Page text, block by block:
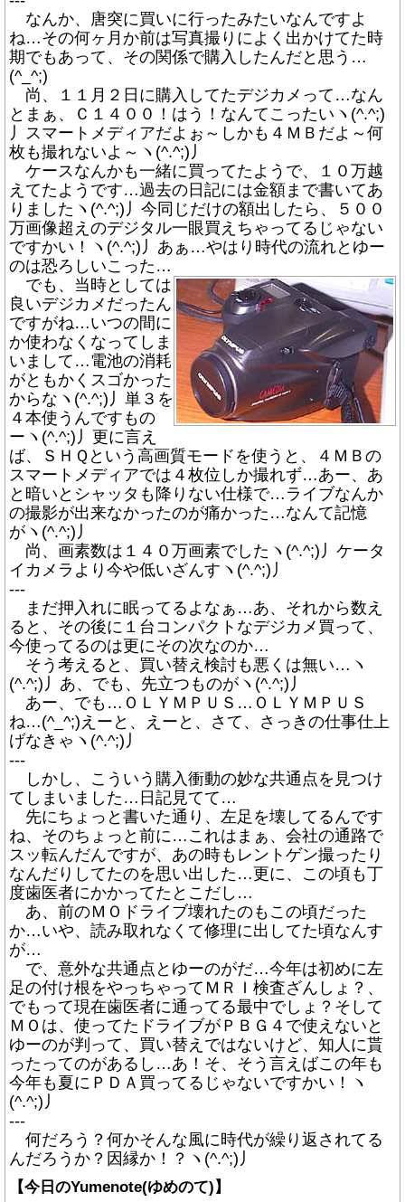
なんか、唐突に買いに行ったみたいなんですよ
ね…その何ヶ月か前は写真撮りによく出かけてた時
期でもあって、その関係で購入したんだと思う…
(^_^;)
尚、１１月２日に購入してたデジカメって…なん
とまぁ、Ｃ１４００！はう！なんてこったいヽ(^.^;)
丿スマートメディアだよぉ～しかも４ＭＢだよ～何
枚も撮れないよ～ヽ(^.^;)丿
ケースなんかも一緒に買ってたようで、１０万越
えてたようです…過去の日記には金額まで書いてあ
りましたヽ(^.^;)丿今同じだけの額出したら、５００
万画像超えのデジタル一眼買えちゃってるじゃない
ですかい！ヽ(^.^;)丿あぁ…やはり時代の流れとゆー
のは恐ろしいこった…
でも、当時としては
良いデジカメだったん
ですがね…いつの間に
か使わなくなってしま
いまして…電池の消耗
がともかくスゴかった
からなヽ(^.^;)丿単３を
４本使うんですもの
ーヽ(^.^;)丿更に言え
ば、ＳＨＱという高画質モードを使うと、４ＭＢの
スマートメディアでは４枚位しか撮れず…あー、あ
と暗いとシャッタも降りない仕様で…ライブなんか
の撮影が出来なかったのが痛かった…なんて記憶
がヽ(^.^;)丿
尚、画素数は１４０万画素でしたヽ(^.^;)丿ケータ
イカメラより今や低いざんすヽ(^.^;)丿
---
まだ押入れに眠ってるよなぁ…あ、それから数え
ると、その後に１台コンパクトなデジカメ買って、
今使ってるのは更にその次なのか…
そう考えると、買い替え検討も悪くは無い…ヽ
(^.^;)丿あ、でも、先立つものがヽ(^.^;)丿
あー、でも…ＯＬＹＭＰＵＳ…ＯＬＹＭＰＵＳ
ね…(^_^;)えーと、えーと、さて、さっきの仕事仕上
げなきゃヽ(^.^;)丿
---
しかし、こういう購入衝動の妙な共通点を見つけ
てしまいました…日記見てて…
先にちょっと書いた通り、左足を壊してるんです
ね、そのちょっと前に…これはまぁ、会社の通路で
スッ転んだんですが、あの時もレントゲン撮ったり
なんだりしてたのを思い出した…更に、この頃も丁
度歯医者にかかってたとこだし…
あ、前のＭＯドライブ壊れたのもこの頃だった
か…いや、読み取れなくて修理に出してた頃なんす
が…
で、意外な共通点とゆーのがだ…今年は初めに左
足の付け根をやっちゃってＭＲＩ検査ざんしょ？、
でもって現在歯医者に通ってる最中でしょ？そして
ＭＯは、使ってたドライブがＰＢＧ４で使えないと
ゆーのが判って、買い替えではないけど、知人に貰
ったってのがあるし…あ！そ、そう言えばこの年も
今年も夏にＰＤＡ買ってるじゃないですかい！ヽ
(^.^;)丿
---
何だろう？何かそんな風に時代が繰り返されてる
んだろうか？因縁か！？ヽ(^.^;)丿
【今日のYumenote(ゆめのて)】